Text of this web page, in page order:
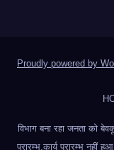
Proudly powered by
विभाग बना रहा जनता को
प्रारम्भ,कार्य प्रारम्भ